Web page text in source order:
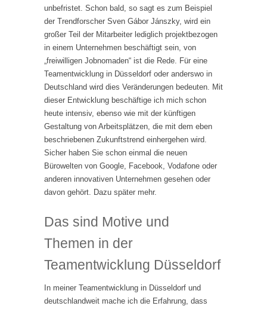
unbefristet. Schon bald, so sagt es zum Beispiel
der Trendforscher Sven Gábor Jánszky, wird ein
großer Teil der Mitarbeiter lediglich projektbezogen
in einem Unternehmen beschäftigt sein, von
„freiwilligen Jobnomaden“ ist die Rede. Für eine
Teamentwicklung in Düsseldorf oder anderswo in
Deutschland wird dies Veränderungen bedeuten. Mit
dieser Entwicklung beschäftige ich mich schon
heute intensiv, ebenso wie mit der künftigen
Gestaltung von Arbeitsplätzen, die mit dem eben
beschriebenen Zukunftstrend einhergehen wird.
Sicher haben Sie schon einmal die neuen
Bürowelten von Google, Facebook, Vodafone oder
anderen innovativen Unternehmen gesehen oder
davon gehört. Dazu später mehr.
Das sind Motive und
Themen in der
Teamentwicklung Düsseldorf
In meiner Teamentwicklung in Düsseldorf und
deutschlandweit mache ich die Erfahrung, dass